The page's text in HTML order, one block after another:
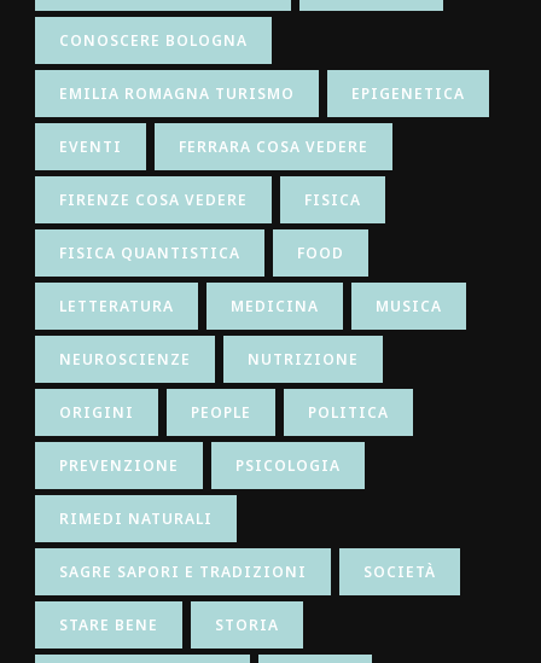
CONOSCERE BOLOGNA
EMILIA ROMAGNA TURISMO EPIGENETICA
EVENTI FERRARA COSA VEDERE
FIRENZE COSA VEDERE FISICA
FISICA QUANTISTICA FOOD
LETTERATURA MEDICINA MUSICA
NEUROSCIENZE NUTRIZIONE
ORIGINI PEOPLE POLITICA
PREVENZIONE PSICOLOGIA
RIMEDI NATURALI
SAGRE SAPORI E TRADIZIONI SOCIETÀ
STARE BENE STORIA